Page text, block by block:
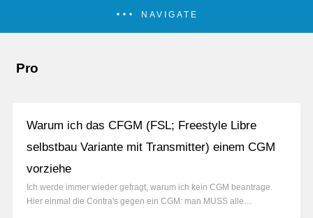
NAVIGATE
Pro
Warum ich das CFGM (FSL; Freestyle Libre
selbstbau Variante mit Transmitter) einem CGM
vorziehe
Ich werde immer wieder gefragt, warum ich kein CGM beantrage.
Hier einmal die Contra's gegen ein CGM: man MUSS alle…